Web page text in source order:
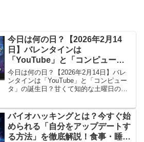
今日は何の日？【2026年2月14
日】バレンタインは
「YouTube」と「コンピュー
タ」の誕生日？甘くて知的な土曜
日の雑学
今日は何の日？【2026年2月14日】バレ
ンタインは「YouTube」と「コンピュー
タ」の誕生日？甘くて知的な土曜日の雑
曜日です。今日の六曜は「友引（ともび
き...
バイオハッキングとは？今すぐ始
められる「自分をアップデートす
る方法」を徹底解説！食事・睡眠